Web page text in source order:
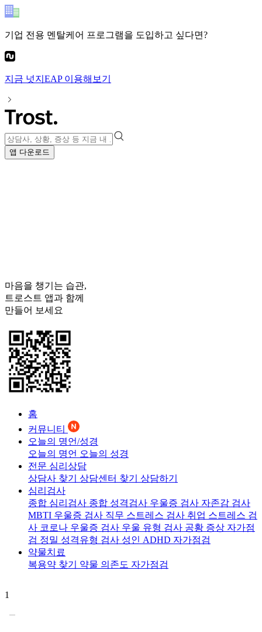
기업 전용 멘탈케어 프로그램을 도입하고 싶다면?
지금 넛지EAP이용해보기
앱 다운로드
마음을 챙기는 습관,
트로스트 앱과 함께
만들어 보세요
홈
커뮤니티
오늘의 명언/성경
오늘의 명언 오늘의 성경
전문 심리상담
상담사 찾기 상담센터 찾기 상담하기
심리검사
종합 심리검사 종합 성격검사 우울증 검사 자존감 검사
MBTI 우울증 검사 직무 스트레스 검사 취업 스트레스 검
사 코로나 우울증 검사 우울 유형 검사 공황 증상 자가점
검 정밀 성격유형 검사 성인 ADHD 자가점검
약물치료
복용약 찾기 약물 의존도 자가점검
1